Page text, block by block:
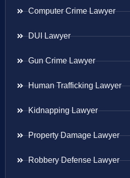
Computer Crime Lawyer
DUI Lawyer
Gun Crime Lawyer
Human Trafficking Lawyer
Kidnapping Lawyer
Property Damage Lawyer
Robbery Defense Lawyer